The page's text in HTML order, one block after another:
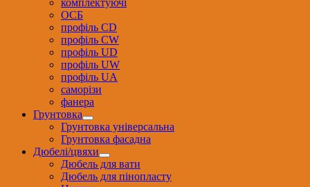
комплектуючі
ОСБ
профіль CD
профіль CW
профіль UD
профіль UW
профіль UА
саморізи
фанера
Грунтовка
Грунтовка універсальна
Грунтовка фасадна
Дюбелі/цвяхи
Дюбель для вати
Дюбель для пінопласту